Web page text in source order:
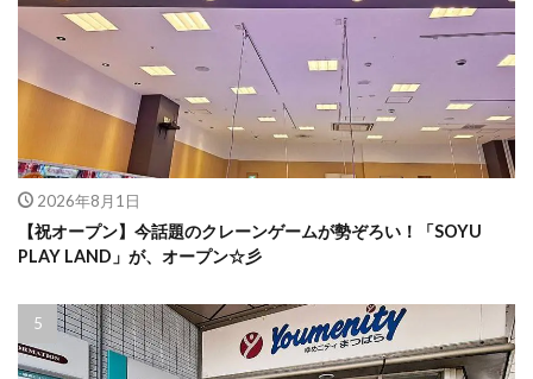
2026年8月1日
【祝オープン】今話題のクレーンゲームが勢ぞろい！「SOYU
PLAY LAND」が、オープン☆彡